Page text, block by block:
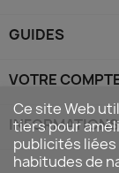
GUIDES
VOTRE
INFORMATIONS
Ce site Web
tiers pour
publicités liées
habitudes de